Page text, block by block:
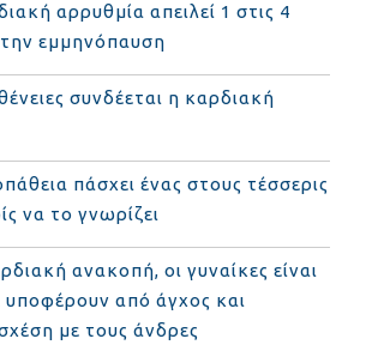
αρρυθμία απειλεί 1 στις 4
εμμηνόπαυση
συνδέεται η καρδιακή
πάσχει ένας στους τέσσερις
να το γνωρίζει
ανακοπή, οι γυναίκες είναι
υποφέρουν από άγχος και
με τους άνδρες